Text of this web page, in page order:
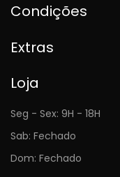
Condições
Extras
Loja
Seg - Sex: 9H - 18H
Sab: Fechado
Dom: Fechado